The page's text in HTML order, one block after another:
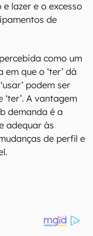
lazer e o excesso
de
como um
que o ‘ter’ dá
podem ser
A vantagem
demanda é a
adequar às
de perfil e